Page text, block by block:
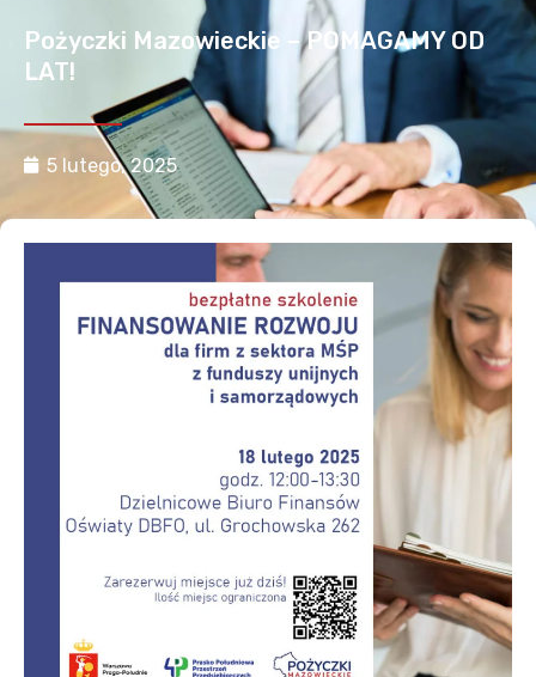
Pożyczki Mazowieckie – POMAGAMY OD
LAT!
5 lutego, 2025